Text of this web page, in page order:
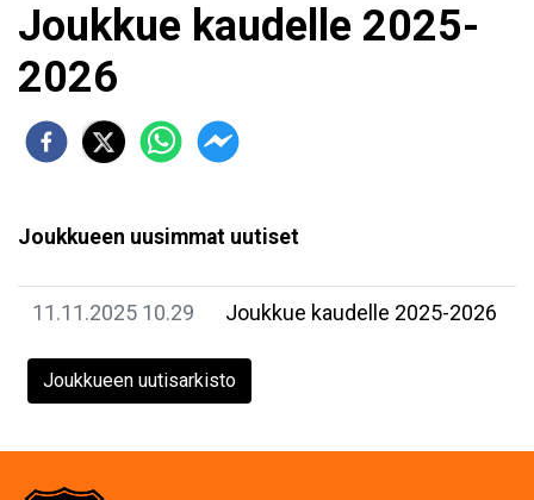
Joukkue kaudelle 2025-
2026
Joukkueen uusimmat uutiset
11.11.2025 10.29 Joukkue kaudelle 2025-2026
Joukkueen uutisarkisto